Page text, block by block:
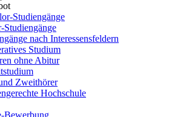
Studiengänge
Studiengänge
nach Interessensfeldern
Studium
ohne Abitur
Zweithörer
Hochschule